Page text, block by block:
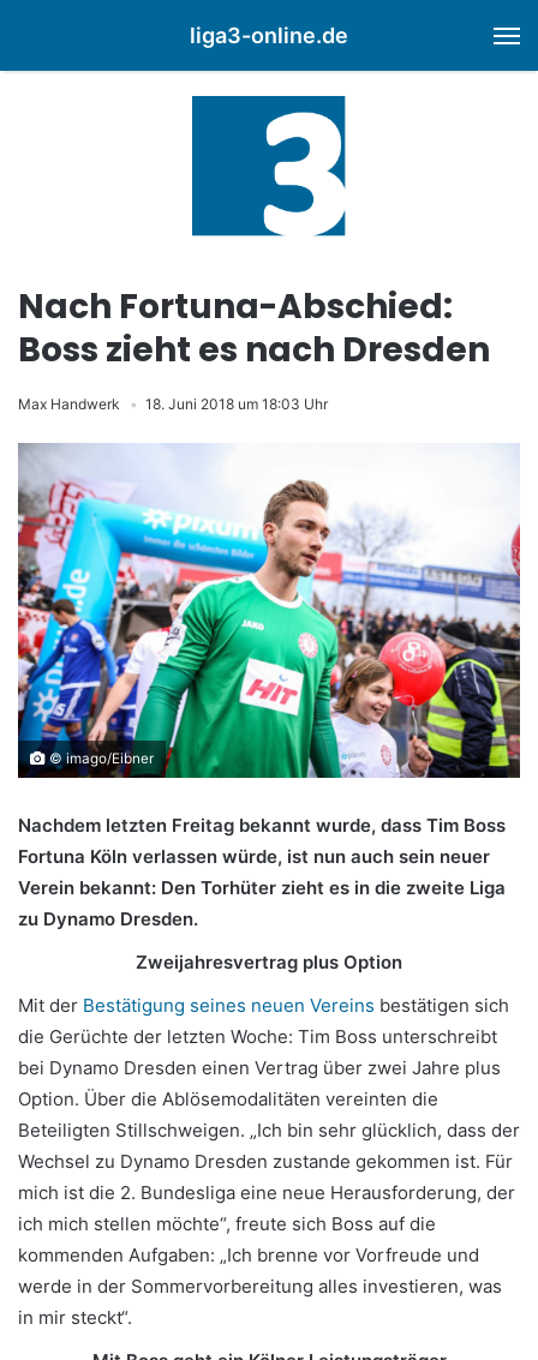
liga3-online.de
Nach Fortuna-Abschied:
Boss zieht es nach Dresden
Max Handwerk 18. Juni 2018 um 18:03 Uhr
© imago/Eibner
Nachdem letzten Freitag bekannt wurde, dass Tim Boss
Fortuna Köln verlassen würde, ist nun auch sein neuer
Verein bekannt: Den Torhüter zieht es in die zweite Liga
zu Dynamo Dresden.
Zweijahresvertrag plus Option
Mit der Bestätigung seines neuen Vereins bestätigen sich
die Gerüchte der letzten Woche: Tim Boss unterschreibt
bei Dynamo Dresden einen Vertrag über zwei Jahre plus
Option. Über die Ablösemodalitäten vereinten die
Beteiligten Stillschweigen. „Ich bin sehr glücklich, dass der
Wechsel zu Dynamo Dresden zustande gekommen ist. Für
mich ist die 2. Bundesliga eine neue Herausforderung, der
ich mich stellen möchte“, freute sich Boss auf die
kommenden Aufgaben: „Ich brenne vor Vorfreude und
werde in der Sommervorbereitung alles investieren, was
in mir steckt“.